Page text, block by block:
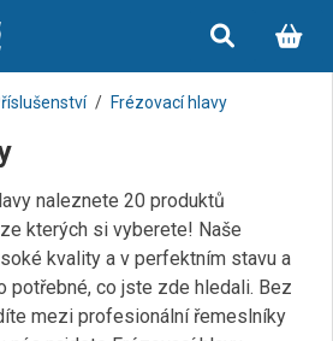
Frézovací hlavy
naleznete 20 produktů
kterých si vyberete! Naše
kvality a v perfektním stavu a
potřebné, co jste zde hledali. Bez
mezi profesionální řemeslníky